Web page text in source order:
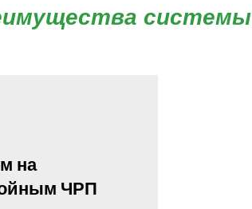
системы
на
ЧРП